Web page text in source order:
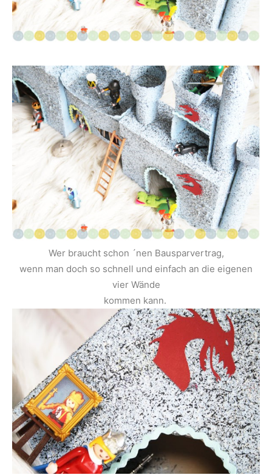
Wer braucht schon ´nen Bausparvertrag,
wenn man doch so schnell und einfach an die eigenen
vier Wände
kommen kann.